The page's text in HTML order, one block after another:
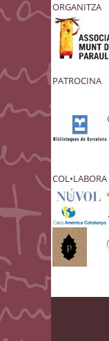
ORGANITZA
PATROCINA
COL•LABORA